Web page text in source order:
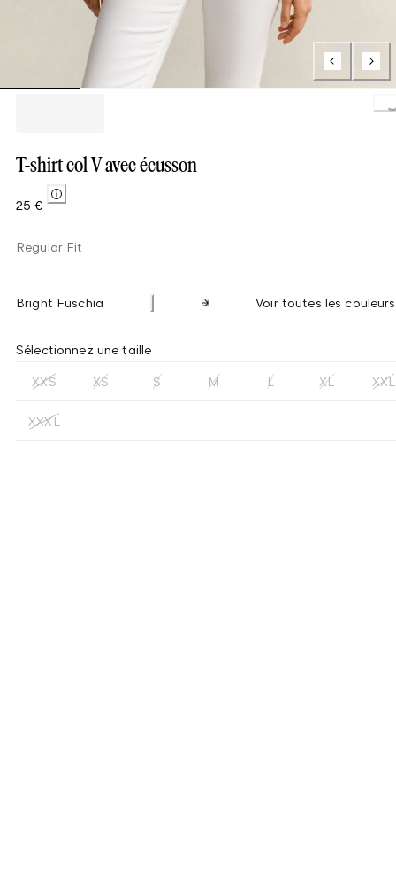
T-shirt col V avec écusson
25 €
Regular Fit
Bright Fuschia Voir toutes les
Sélectionnez une taille
XXS XS S M L XL XXL
XXXL